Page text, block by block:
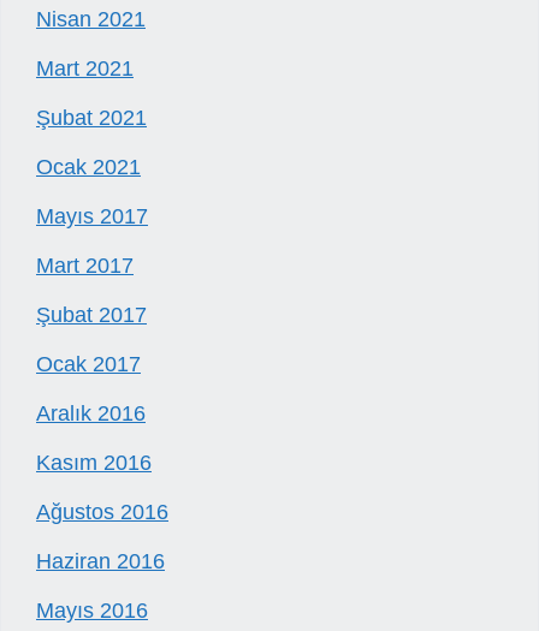
Nisan 2021
Mart 2021
Şubat 2021
Ocak 2021
Mayıs 2017
Mart 2017
Şubat 2017
Ocak 2017
Aralık 2016
Kasım 2016
Ağustos 2016
Haziran 2016
Mayıs 2016